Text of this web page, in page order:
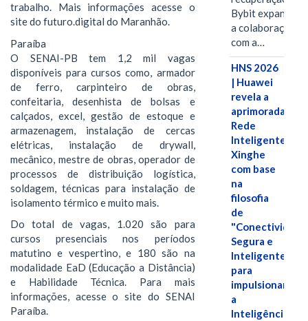
trabalho. Mais informações acesse o
site do futuro.digital do Maranhão.
Paraíba
O SENAI-PB tem 1,2 mil vagas
disponíveis para cursos como, armador
de ferro, carpinteiro de obras,
confeitaria, desenhista de bolsas e
calçados, excel, gestão de estoque e
armazenagem, instalação de cercas
elétricas, instalação de drywall,
mecânico, mestre de obras, operador de
processos de distribuição logística,
soldagem, técnicas para instalação de
isolamento térmico e muito mais.
Do total de vagas, 1.020 são para
cursos presenciais nos períodos
matutino e vespertino, e 180 são na
modalidade EaD (Educação a Distância)
e Habilidade Técnica. Para mais
informações, acesse o site do SENAI
Paraíba.
Bybit expande
a colaboração
com a…
HNS 2026
| Huawei
revela a
aprimorada
Rede
Inteligente
Xinghe
com base
na
filosofia
de
"Conectividade
Segura e
Inteligente"
para
impulsionar
a
Inteligência